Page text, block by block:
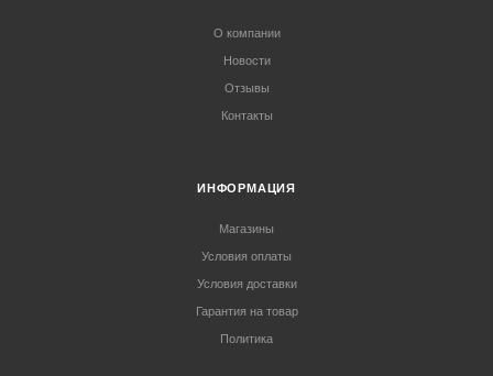
О компании
Новости
Отзывы
Контакты
ИНФОРМАЦИЯ
Магазины
Условия оплаты
Условия доставки
Гарантия на товар
Политика